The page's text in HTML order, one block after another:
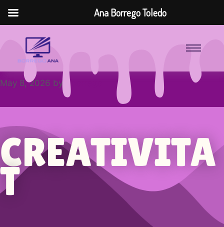
May 8, 2026 by aborrego
CREATIVITA
T
Ana Borrego Toledo